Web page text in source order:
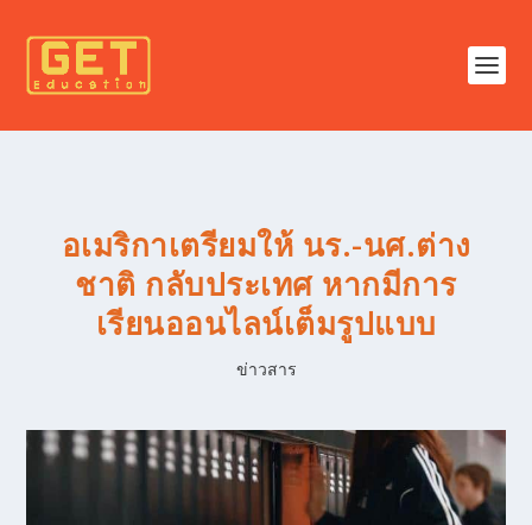
อเมริกาเตรียมให้ นร.-นศ.ต่าง
ชาติ กลับประเทศ หากมีการ
เรียนออนไลน์เต็มรูปแบบ
ข่าวสาร